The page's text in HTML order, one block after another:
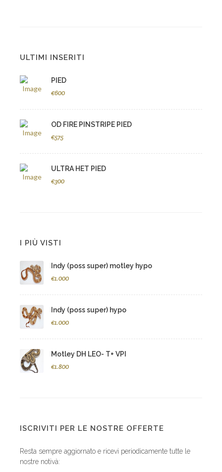
ULTIMI INSERITI
PIED
€600
OD FIRE PINSTRIPE PIED
€575
ULTRA HET PIED
€300
I PIÙ VISTI
Indy (poss super) motley hypo
€1.000
Indy (poss super) hypo
€1.000
Motley DH LEO- T+ VPI
€1.800
ISCRIVITI PER LE NOSTRE OFFERTE
Resta sempre aggiornato e ricevi periodicamente tutte le
nostre notivà: